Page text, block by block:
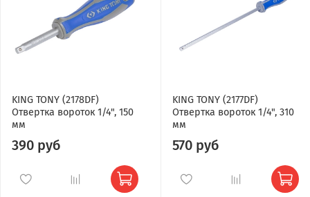
KING TONY (2178DF)
Отвертка вороток 1/4", 150
мм
390 руб
KING TONY (2177DF)
Отвертка вороток 1/4", 310
мм
570 руб